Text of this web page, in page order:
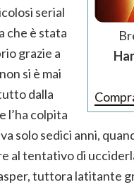
serial
che è stata
grazie a
si è mai
dalla
l’ha colpita
solo sedici anni,
al tentativo di
tuttora latitante